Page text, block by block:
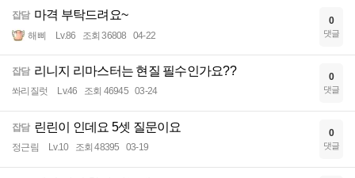
잡담 마격 부탁드려요~
해삐 Lv.86 조회 36808 04-22
0
댓글
잡담 리니지 리마스터는 현질 필수인가요??
쏴리질럿 Lv.46 조회 46945 03-24
0
댓글
잡담 린린이 인데요 5셋 질문이요
정근림 Lv.10 조회 48395 03-19
0
댓글